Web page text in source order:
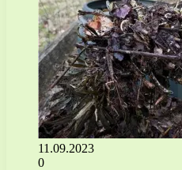
11.09.2023
0